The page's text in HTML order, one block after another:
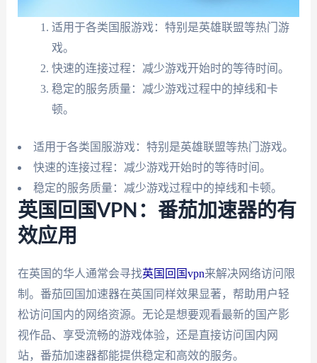
适用于各类国服游戏：特别是英雄联盟等热门游
戏。
快速的连接过程：减少游戏开始时的等待时间。
稳定的服务质量：减少游戏过程中的掉线和卡
顿。
适用于各类国服游戏：特别是英雄联盟等热门游戏。
快速的连接过程：减少游戏开始时的等待时间。
稳定的服务质量：减少游戏过程中的掉线和卡顿。
英国回国VPN：番茄加速器的有
效应用
在英国的华人通常会寻找英国回国vpn来解决网络访问限
制。番茄回国加速器在英国同样效果显著，帮助用户轻
松访问国内的网络资源。无论是想要观看最新的国产影
视作品、享受流畅的游戏体验，还是直接访问国内网
站，番茄加速器都能提供稳定和高效的服务。